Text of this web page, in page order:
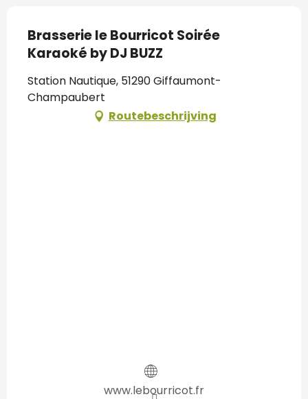
Brasserie le Bourricot Soirée
Karaoké by DJ BUZZ
Station Nautique, 51290 Giffaumont-
Champaubert
Routebeschrijving
www.lebourricot.fr